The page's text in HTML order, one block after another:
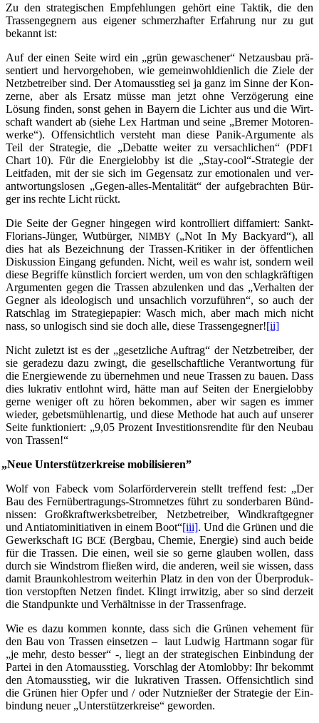
Zu den stra­te­gi­schen Emp­feh­lun­gen gehört eine Tak­tik, die den
Tras­sen­geg­nern aus eige­ner schmerz­haf­ter Erfah­rung nur zu gut
bekannt ist:
Auf der einen Sei­te wird ein „grün gewa­sche­ner“ Netz­aus­bau prä­
sen­tiert und her­vor­ge­ho­ben, wie gemein­wohl­dienlich die Zie­le der
Netz­be­trei­ber sind. Der Atom­aus­stieg sei ja ganz im Sin­ne der Kon­
zer­ne, aber als Ersatz müs­se man jetzt ohne Ver­zö­ge­rung eine
Lösung fin­den, sonst gehen in Bay­ern die Lich­ter aus und die Wirt­
schaft wan­dert ab (sie­he Lex Hart­man und sei­ne „Bre­mer Moto­ren­
wer­ke“). Offen­sicht­lich ver­steht man die­se Panik-Argu­men­te als
Teil der Stra­te­gie, die „Debat­te wei­ter zu ver­sach­li­chen“ (PDF1
Chart 10). Für die Ener­gie­lob­by ist die „Stay-cool“-Strategie der
Leit­fa­den, mit der sie sich im Gegen­satz zur emo­tio­na­len und ver­
ant­wor­tungs­lo­sen „Gegen-alles-Men­ta­li­tät“ der auf­ge­brach­ten Bür­
ger ins rech­te Licht rückt.
Die Sei­te der Geg­ner hin­ge­gen wird kon­trol­liert dif­fa­miert: Sankt-
Flo­ri­ans-Jün­ger, Wut­bür­ger, NIMBY(„Not In My Back­yard“), all
dies hat als Bezeich­nung der Tras­sen-Kri­ti­ker in der öffent­li­chen
Dis­kus­si­on Ein­gang gefun­den. Nicht, weil es wahr ist, son­dern weil
die­se Begrif­fe künst­lich for­ciert wer­den, um von den schlag­kräf­ti­gen
Argu­men­ten gegen die Tras­sen abzu­len­ken und das „Ver­hal­ten der
Geg­ner als ideo­lo­gisch und unsach­lich vor­zu­füh­ren“, so auch der
Rat­schlag im Stra­te­gie­pa­pier: Wasch mich, aber mach mich nicht
nass, so unlo­gisch sind sie doch alle, die­se Tras­sen­geg­ner![ii]
Nicht zuletzt ist es der „gesetz­li­che Auf­trag“ der Netz­be­trei­ber, der
sie gera­de­zu dazu zwingt, die gesell­schaft­li­che Ver­ant­wor­tung für
die Ener­gie­wen­de zu über­neh­men und neue Tras­sen zu bau­en. Dass
dies lukra­tiv ent­lohnt wird, hät­te man auf Sei­ten der Ener­gie­lob­by
ger­ne weni­ger oft zu hören bekom­men, aber wir sagen es immer
wie­der, gebets­müh­len­ar­tig, und die­se Metho­de hat auch auf unse­rer
Sei­te funk­tio­niert: „9,05 Pro­zent Inves­ti­ti­ons­ren­di­te für den Neu­bau
von Trassen!“
„Neue Unter­stüt­zer­krei­se mobilisieren”
Wolf von Fabeck vom Solar­för­der­ver­ein stellt tref­fend fest: „Der
Bau des Fern­über­tra­gungs-Strom­net­zes führt zu son­der­ba­ren Bünd­
nis­sen: Groß­kraft­werks­be­trei­ber, Netz­be­trei­ber, Wind­kraft­geg­ner
und Anti­atom­in­itia­ti­ven in einem Boot“[iii]. Und die Grü­nen und die
Gewerk­schaftIG BCE (Berg­bau, Che­mie, Ener­gie) sind auch bei­de
für die Tras­sen. Die einen, weil sie so ger­ne glau­ben wol­len, dass
durch sie Wind­strom flie­ßen wird, die ande­ren, weil sie wis­sen, dass
damit Braun­koh­lestrom wei­ter­hin Platz in den von der Über­pro­duk­
ti­on ver­stopf­ten Net­zen fin­det. Klingt irr­wit­zig, aber so sind der­zeit
die Stand­punk­te und Ver­hält­nis­se in der Trassenfrage.
Wie es dazu kom­men konn­te, dass sich die Grü­nen vehe­ment für
den Bau von Tras­sen ein­set­zen – laut Lud­wig Hart­mann sogar für
„je mehr, des­to bes­ser“ -, liegt an der stra­te­gi­schen Ein­bin­dung der
Par­tei in den Atom­aus­stieg. Vor­schlag der Atom­lob­by: Ihr bekommt
den Atom­aus­stieg, wir die lukra­ti­ven Tras­sen. Offen­sicht­lich sind
die Grü­nen hier Opfer und / oder Nutz­nie­ßer der Stra­te­gie der Ein­
bin­dung neu­er „Unter­stüt­zer­krei­se“ geworden.